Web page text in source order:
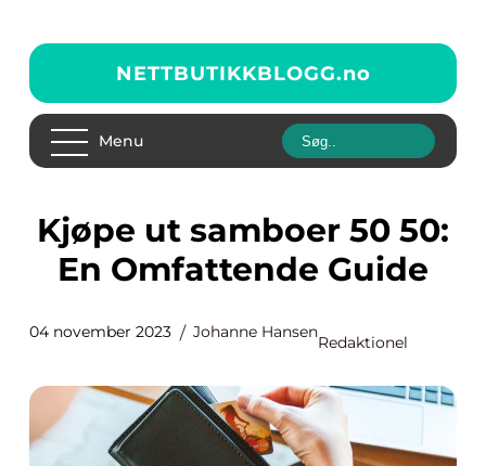
NETTBUTIKKBLOGG.no
Menu
Kjøpe ut samboer 50 50:
En Omfattende Guide
04 november 2023 Johanne Hansen
Redaktionel